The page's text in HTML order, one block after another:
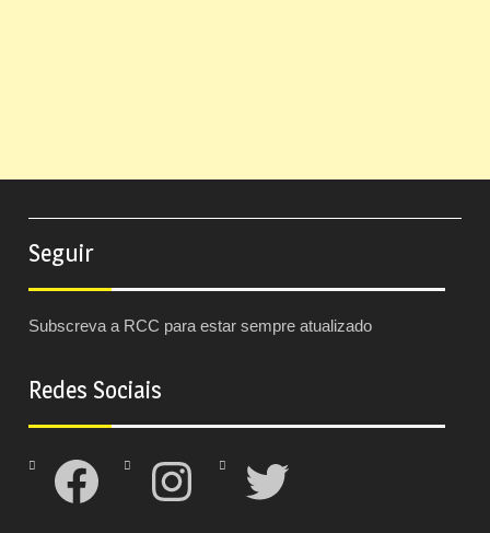
Seguir
Subscreva a RCC para estar sempre atualizado
Redes Sociais
Facebook Instagram Twitter